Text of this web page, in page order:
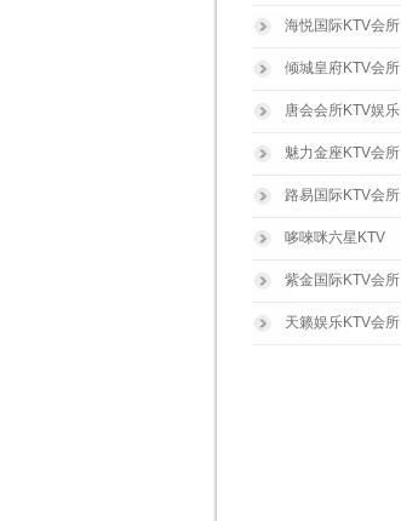
海悦国际KTV会所
倾城皇府KTV会所
唐会会所KTV娱乐
魅力金座KTV会所
路易国际KTV会所
哆唻咪六星KTV
紫金国际KTV会所
天籁娱乐KTV会所